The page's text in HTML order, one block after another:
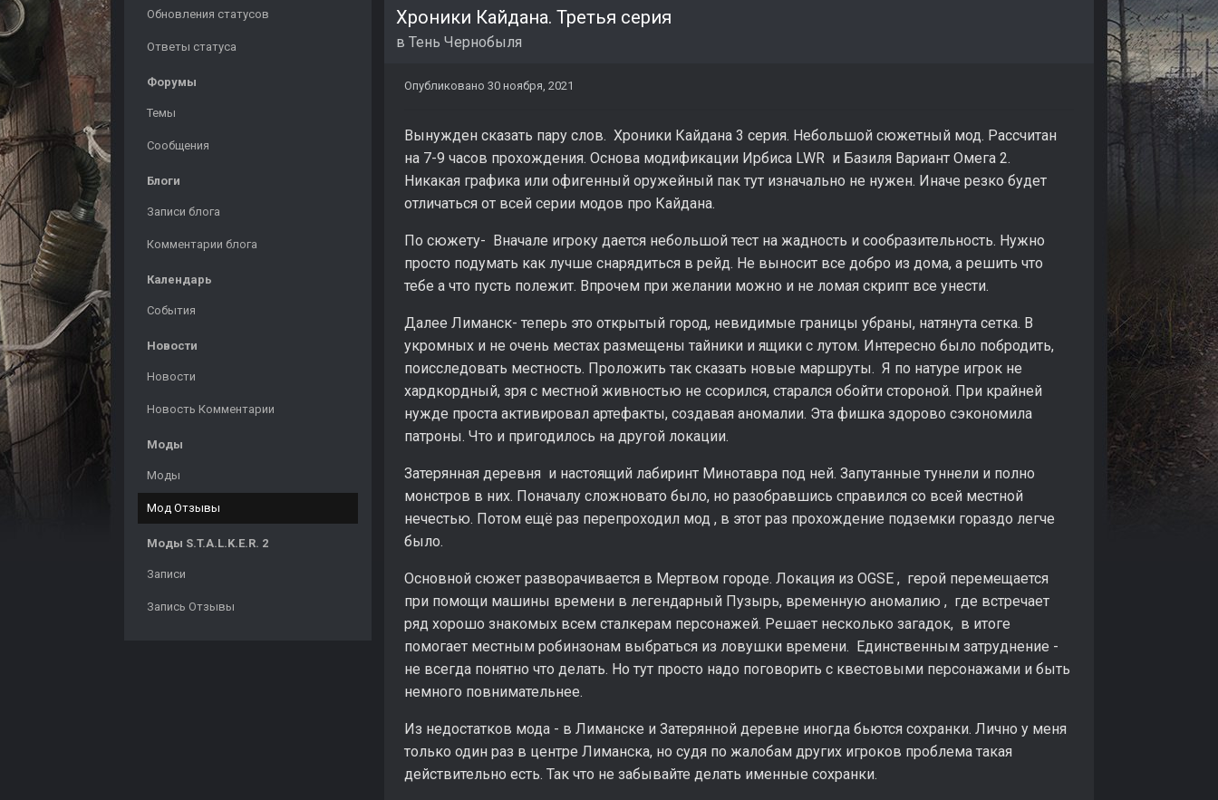
Обновления статусов
Ответы статуса
Форумы
Темы
Сообщения
Блоги
Записи блога
Комментарии блога
Календарь
События
Новости
Новости
Новость Комментарии
Моды
Моды
Мод Отзывы
Моды S.T.A.L.K.E.R. 2
Записи
Запись Отзывы
Хроники Кайдана. Третья серия
в Тень Чернобыля
Опубликовано 30 ноября, 2021
Вынужден сказать пару слов. Хроники Кайдана 3 серия. Небольшой сюжетный мод. Рассчитан
на 7-9 часов прохождения. Основа модификации Ирбиса LWR и Базиля Вариант Омега 2.
Никакая графика или офигенный оружейный пак тут изначально не нужен. Иначе резко будет
отличаться от всей серии модов про Кайдана.
По сюжету- Вначале игроку дается небольшой тест на жадность и сообразительность. Нужно
просто подумать как лучше снарядиться в рейд. Не выносит все добро из дома, а решить что
тебе а что пусть полежит. Впрочем при желании можно и не ломая скрипт все унести.
Далее Лиманск- теперь это открытый город, невидимые границы убраны, натянута сетка. В
укромных и не очень местах размещены тайники и ящики с лутом. Интересно было побродить,
поисследовать местность. Проложить так сказать новые маршруты. Я по натуре игрок не
хардкордный, зря с местной живностью не ссорился, старался обойти стороной. При крайней
нужде проста активировал артефакты, создавая аномалии. Эта фишка здорово сэкономила
патроны. Что и пригодилось на другой локации.
Затерянная деревня и настоящий лабиринт Минотавра под ней. Запутанные туннели и полно
монстров в них. Поначалу сложновато было, но разобравшись справился со всей местной
нечестью. Потом ещё раз перепроходил мод , в этот раз прохождение подземки гораздо легче
было.
Основной сюжет разворачивается в Мертвом городе. Локация из OGSE , герой перемещается
при помощи машины времени в легендарный Пузырь, временную аномалию , где встречает
ряд хорошо знакомых всем сталкерам персонажей. Решает несколько загадок, в итоге
помогает местным робинзонам выбраться из ловушки времени. Единственным затруднение -
не всегда понятно что делать. Но тут просто надо поговорить с квестовыми персонажами и быть
немного повнимательнее.
Из недостатков мода - в Лиманске и Затерянной деревне иногда бьются сохранки. Лично у меня
только один раз в центре Лиманска, но судя по жалобам других игроков проблема такая
действительно есть. Так что не забывайте делать именные сохранки.